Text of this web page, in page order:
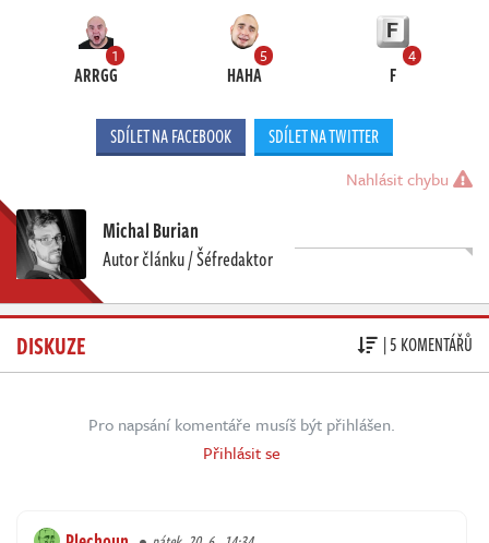
1
ARRGG
5
HAHA
4
F
SDÍLET NA FACEBOOK SDÍLET NA TWITTER
Nahlásit chybu
Michal Burian
Autor článku / Šéfredaktor
DISKUZE | 5 KOMENTÁŘŮ
Pro napsání komentáře musíš být přihlášen.
Přihlásit se